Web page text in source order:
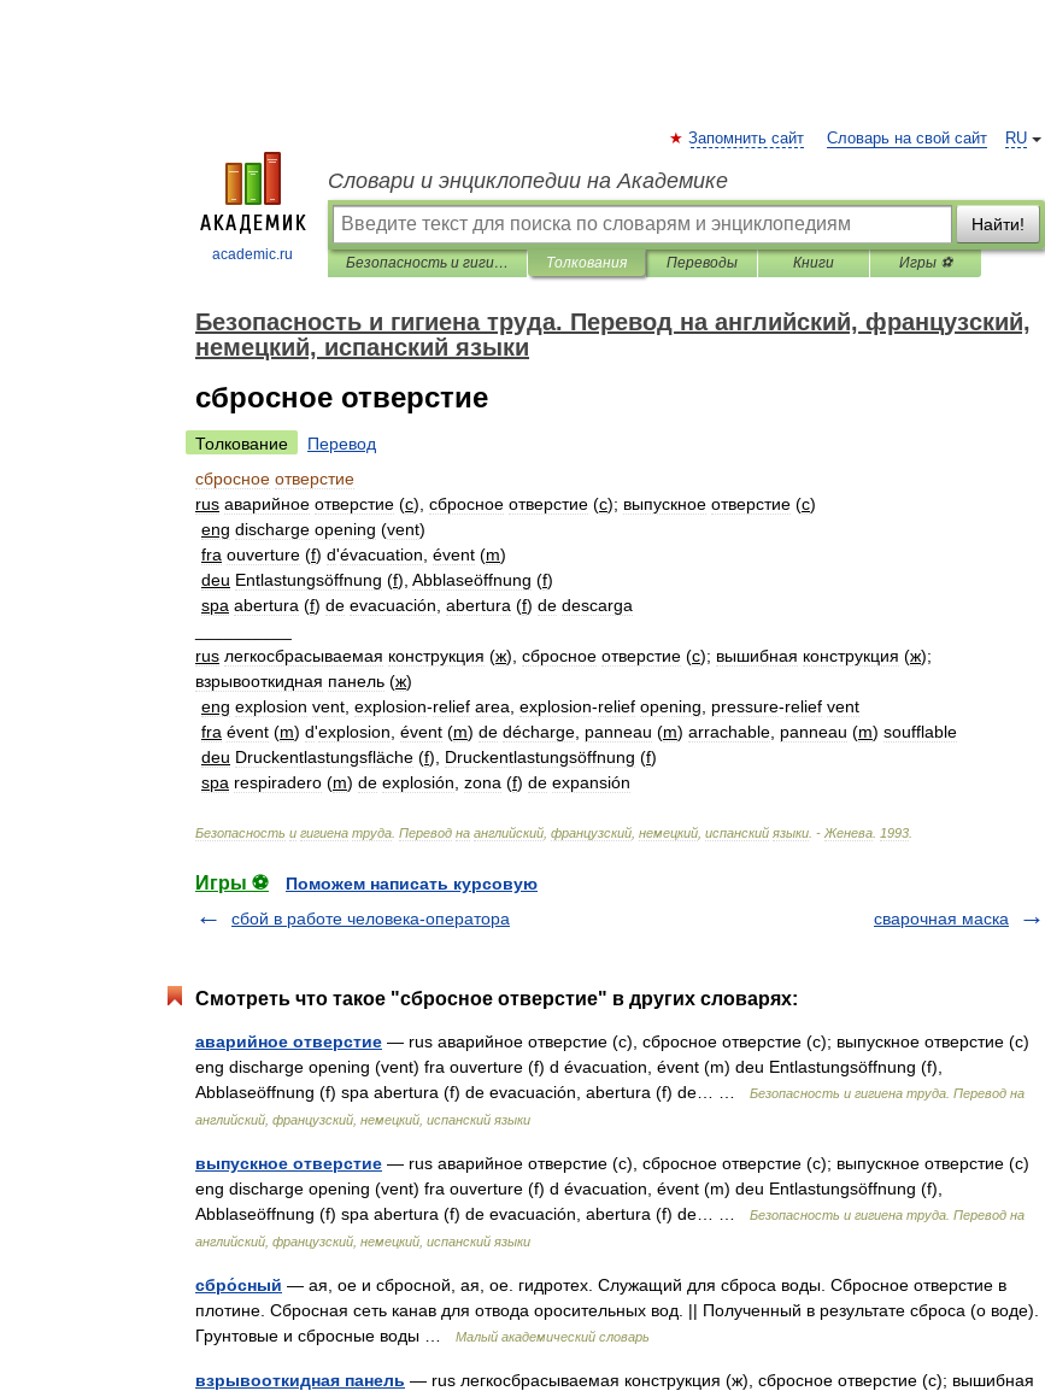
academic.ru
RU
Запомнить сайт Словарь на свой сайт
Словари и энциклопедии на Академике
Найти!
Безопасность и гигиена труда. Перевод на английский, французский, немецкий, испанский языки Толкования Переводы Книги Игры ⚽
Безопасность и гигиена труда. Перевод на английский, французский,
немецкий, испанский языки
сбросное отверстие
Толкование
Перевод
сбросное отверстие
rus аварийное отверстие (с), сбросное отверстие (с); выпускное отверстие (с)
eng discharge opening (vent)
fra ouverture (f) d'évacuation évent (m)
deu Entlastungsöffnung (f), Abblaseöffnung (f)
spa abertura (f) de evacuación abertura (f) de descarga
rus легкосбрасываемая конструкция (ж), сбросное отверстие (с); вышибная конструкция (ж);
взрывооткидная панель (ж)
eng explosion vent explosion-relief area explosion-relief opening pressure-relief vent
fra évent (m) d'explosion évent (m) de décharge panneau (m) arrachable panneau (m) soufflable
deu Druckentlastungsfläche (f), Druckentlastungsöffnung (f)
spa respiradero (m) de explosión zona (f) de expansión
Безопасность и гигиена труда Перевод на английский французский немецкий испанский языки . - Женева 1993
Игры ⚽
Поможем написать курсовую
сбой в работе человека-оператора
сварочная маска
Смотреть что такое "сбросное отверстие" в других словарях:
аварийное отверстие — rus аварийное отверстие (с), сбросное отверстие (с); выпускное отверстие (с)
eng discharge opening (vent) fra ouverture (f) d évacuation, évent (m) deu Entlastungsöffnung (f),
Abblaseöffnung (f) spa abertura (f) de evacuación, abertura (f) de… …
Безопасность и гигиена труда. Перевод на
английский, французский, немецкий, испанский языки
выпускное отверстие — rus аварийное отверстие (с), сбросное отверстие (с); выпускное отверстие (с)
eng discharge opening (vent) fra ouverture (f) d évacuation, évent (m) deu Entlastungsöffnung (f),
Abblaseöffnung (f) spa abertura (f) de evacuación, abertura (f) de… …
Безопасность и гигиена труда. Перевод на
английский, французский, немецкий, испанский языки
сбро́сный — ая, ое и сбросной, ая, ое. гидротех. Служащий для сброса воды. Сбросное отверстие в
плотине. Сбросная сеть канав для отвода оросительных вод. || Полученный в результате сброса (о воде).
Грунтовые и сбросные воды …
Малый академический словарь
взрывооткидная панель — rus легкосбрасываемая конструкция (ж), сбросное отверстие (с); вышибная